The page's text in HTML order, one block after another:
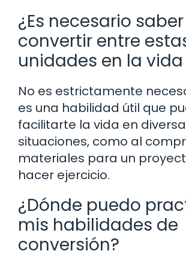
¿Es necesario saber
convertir entre
unidades en la
No es estrictamente
es una habilidad útil que
facilitarte la vida en
situaciones, como al
materiales para un
hacer ejercicio.
¿Dónde puedo
mis habilidades de
conversión?